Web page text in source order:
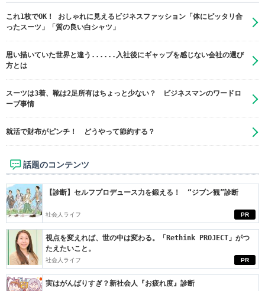
これ1枚でOK！ おしゃれに見えるビジネスファッション「体にピッタリ合
ったスーツ」「質の良い白シャツ」
思い描いていた世界と違う......入社後にギャップを感じない会社の選び
方とは
スーツは3着、靴は2足所有はちょっと少ない？ ビジネスマンのワードロ
ーブ事情
就活で財布がピンチ！ どうやって節約する？
話題のコンテンツ
PR
【診断】セルフプロデュース力を鍛える！ “ジブン観”診断
社会人ライフ
PR
視点を変えれば、世の中は変わる。「Rethink PROJECT」がつ
たえたいこと。
社会人ライフ
実はがんばりすぎ？新社会人『お疲れ度』診断